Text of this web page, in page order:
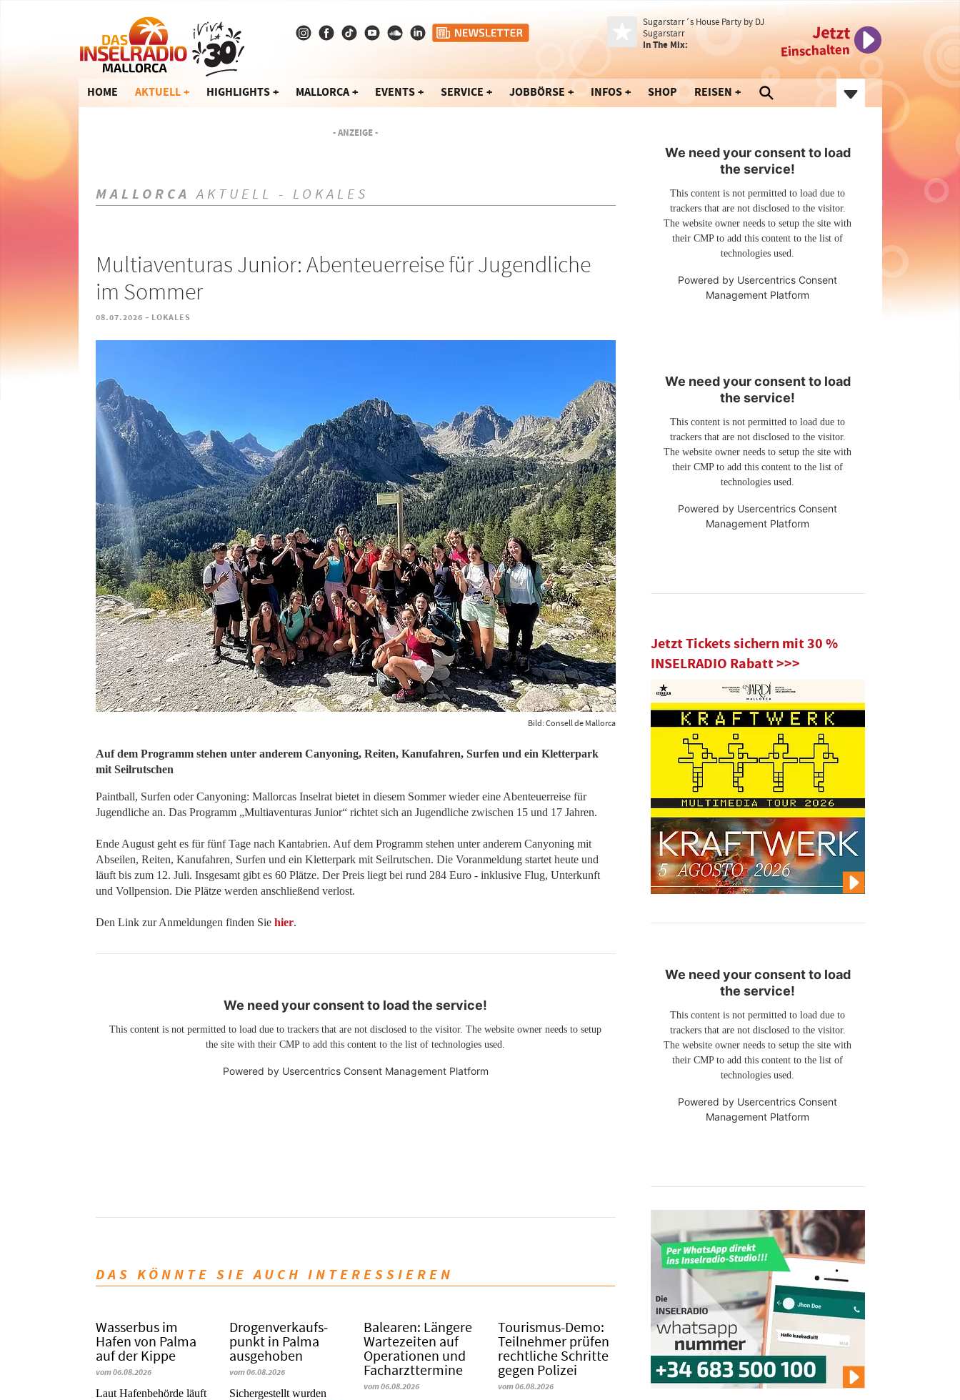
Sugarstarr´s House Party by DJ
Sugarstarr
In The Mix:
Jetzt
Einschalten
HOME AKTUELL HIGHLIGHTS MALLORCA EVENTS SERVICE JOBBÖRSE INFOS SHOP REISEN
- ANZEIGE -
MALLORCA AKTUELL - LOKALES
Multiaventuras Junior: Abenteuerreise für Jugendliche
im Sommer
08.07.2026 - LOKALES
Bild: Consell de Mallorca
Auf dem Programm stehen unter anderem Canyoning, Reiten, Kanufahren, Surfen und ein Kletterpark
mit Seilrutschen
Paintball, Surfen oder Canyoning: Mallorcas Inselrat bietet in diesem Sommer wieder eine Abenteuerreise für
Jugendliche an. Das Programm „Multiaventuras Junior“ richtet sich an Jugendliche zwischen 15 und 17 Jahren.
Ende August geht es für fünf Tage nach Kantabrien. Auf dem Programm stehen unter anderem Canyoning mit
Abseilen, Reiten, Kanufahren, Surfen und ein Kletterpark mit Seilrutschen. Die Voranmeldung startet heute und
läuft bis zum 12. Juli. Insgesamt gibt es 60 Plätze. Der Preis liegt bei rund 284 Euro - inklusive Flug, Unterkunft
und Vollpension. Die Plätze werden anschließend verlost.
Den Link zur Anmeldungen finden Sie hier.
We need your consent to load the service!
This content is not permitted to load due to trackers that are not disclosed to the visitor. The website owner needs to setup
the site with their CMP to add this content to the list of technologies used.
Powered by Usercentrics Consent Management Platform
DAS KÖNNTE SIE AUCH INTERESSIEREN
Wasserbus im
Hafen von Palma
auf der Kippe
vom 06.08.2026
Laut Hafenbehörde läuft
Dro­gen­ver­kaufs­
punkt in Palma
ausgehoben
vom 06.08.2026
​​​​​​​Sichergestellt wurden
Balearen: Längere
Wartezeiten auf
Operationen und
Facharzttermine
vom 06.08.2026
Tourismus-Demo:
Teilnehmer prüfen
rechtliche Schritte
gegen Polizei
vom 06.08.2026
We need your consent to load
the service!
This content is not permitted to load due to
trackers that are not disclosed to the visitor.
The website owner needs to setup the site with
their CMP to add this content to the list of
technologies used.
Powered by Usercentrics Consent
Management Platform
We need your consent to load
the service!
This content is not permitted to load due to
trackers that are not disclosed to the visitor.
The website owner needs to setup the site with
their CMP to add this content to the list of
technologies used.
Powered by Usercentrics Consent
Management Platform
Jetzt Tickets sichern mit 30 %
INSELRADIO Rabatt >>>
We need your consent to load
the service!
This content is not permitted to load due to
trackers that are not disclosed to the visitor.
The website owner needs to setup the site with
their CMP to add this content to the list of
technologies used.
Powered by Usercentrics Consent
Management Platform